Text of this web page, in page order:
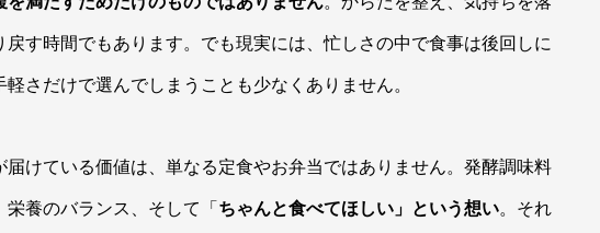
す時間でもあります。でも現実には、忙しさの中で食事は後回しに
さだけで選んでしまうことも少なくありません。
けている価値は、単なる定食やお弁当ではありません。発酵調味料
養のバランス、そして「ちゃんと食べてほしい」という想い。それ